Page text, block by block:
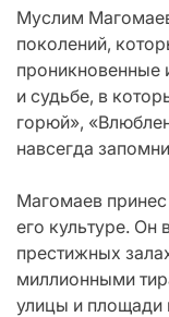
Муслим
поколений,
проникновенные
и судьбе, в
горюй»,
навсегда
Магомаев
его культуре. Он
престижных
миллионными
улицы и площади